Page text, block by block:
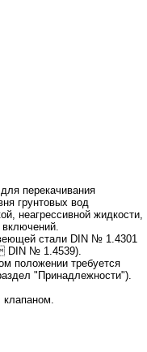
перекачивания
грунтовых вод
неагрессивной жидкости,
включений.
стали DIN № 1.4301
DIN № 1.4539).
положении требуется
"Принадлежности").
клапаном.